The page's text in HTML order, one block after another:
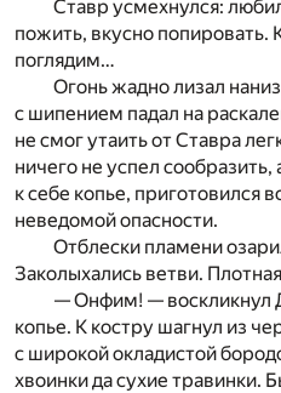
Ставр усмехнулся:
пожить, вкусно попировать.
поглядим…
Огонь жадно лизал
с шипением падал на
не смог утаить от Ставра
ничего не успел
к себе копье, приготовился
неведомой опасности.
Отблески пламени
Заколыхались ветви.
— Онфим! — воскликнул
копье. К костру шагнул из
с широкой окладистой
хвоинки да сухие травинки.